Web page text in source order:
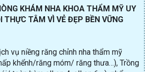
KHÁM NHA KHOA THẨM MỸ UY
THỰC TÂM VÌ VẺ ĐẸP BỀN VỮNG
vụ niềng răng chỉnh nha thẩm mỹ
khểnh/răng móm/ răng thưa…), Trồng